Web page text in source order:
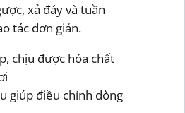
xả đáy và tuần
tác đơn giản.
chịu được hóa chất
giúp điều chỉnh dòng